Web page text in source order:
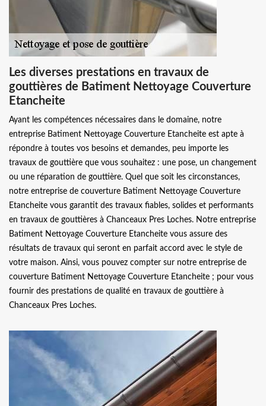
Les diverses prestations en travaux de
gouttières de Batiment Nettoyage Couverture
Etancheite
Ayant les compétences nécessaires dans le domaine, notre
entreprise Batiment Nettoyage Couverture Etancheite est apte à
répondre à toutes vos besoins et demandes, peu importe les
travaux de gouttière que vous souhaitez : une pose, un changement
ou une réparation de gouttière. Quel que soit les circonstances,
notre entreprise de couverture Batiment Nettoyage Couverture
Etancheite vous garantit des travaux fiables, solides et performants
en travaux de gouttières à Chanceaux Pres Loches. Notre entreprise
Batiment Nettoyage Couverture Etancheite vous assure des
résultats de travaux qui seront en parfait accord avec le style de
votre maison. Ainsi, vous pouvez compter sur notre entreprise de
couverture Batiment Nettoyage Couverture Etancheite ; pour vous
fournir des prestations de qualité en travaux de gouttière à
Chanceaux Pres Loches.